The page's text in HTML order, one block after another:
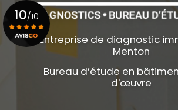
Entreprise de diagnostic
Menton
Bureau d’étude en
d'œuvre
10/10
Voir le certificat